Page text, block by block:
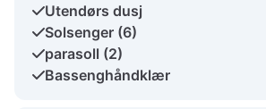
Utendørs dusj
Solsenger (6)
parasoll (2)
Bassenghåndklær